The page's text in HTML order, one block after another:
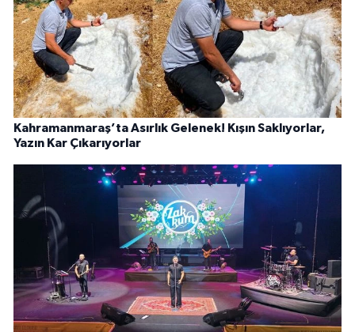
Kahramanmaraş’ta Asırlık Gelenek! Kışın Saklıyorlar,
Yazın Kar Çıkarıyorlar